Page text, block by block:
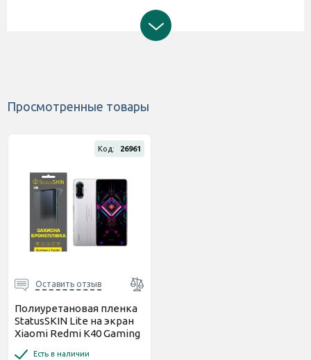
Просмотренные товары
Код: 26961
Оставить отзыв
Полиуретановая пленка
StatusSKIN Lite на экран
Xiaomi Redmi K40 Gaming
Есть в наличии